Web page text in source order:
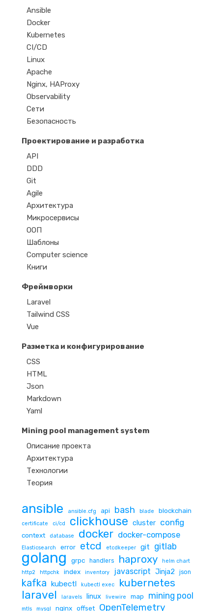
Ansible
Docker
Kubernetes
CI/CD
Linux
Apache
Nginx, HAProxy
Observability
Сети
Безопасность
Проектирование и разработка
API
DDD
Git
Agile
Архитектура
Микросервисы
ООП
Шаблоны
Computer science
Книги
Фреймворки
Laravel
Tailwind CSS
Vue
Разметка и конфигурирование
CSS
HTML
Json
Markdown
Yaml
Mining pool management system
Описание проекта
Архитектура
Технологии
Теория
ansible ansible.cfg api bash blade blockchain
certificate ci/cd clickhouse cluster config
context database docker docker-compose
Elasticsearch error etcd etcdkeeper git gitlab
golang grpc handlers haproxy
helm chart
http2
httpchk index inventory javascript Jinja2 json
kafka kubectl kubectl exec kubernetes
laravel laravels linux livewire map mining pool
mtls mysql nginx offset OpenTelemetry